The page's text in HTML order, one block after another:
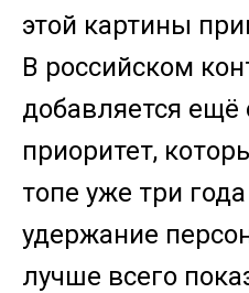
этой картины
В российском
добавляется
приоритет,
топе уже три
удержание
лучше всего